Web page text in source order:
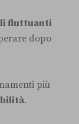
fluttuanti
dopo
più
.